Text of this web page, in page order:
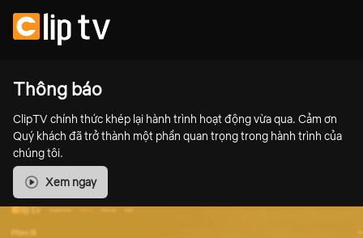
Thông báo
ClipTV chính thức khép lại hành trình hoạt động vừa qua. Cảm ơn
Quý khách đã trở thành một phần quan trọng trong hành trình của
chúng tôi.
Xem ngay